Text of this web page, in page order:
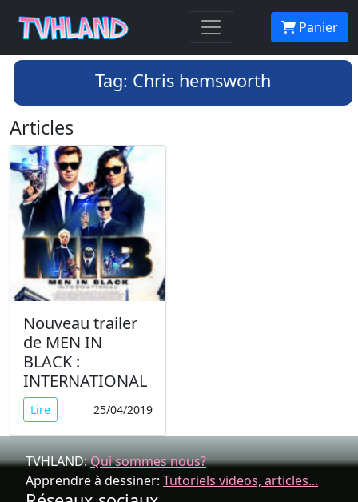
Panier
Tag: Chris hemsworth
Articles
Nouveau trailer
de MEN IN
BLACK :
INTERNATIONAL
Lire 25/04/2019
TVHLAND:Qui sommes nous?
Apprendre à dessiner: Tutoriels videos, articles...